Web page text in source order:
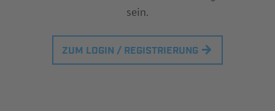
sein.
ZUM LOGIN / REGISTRIERUNG